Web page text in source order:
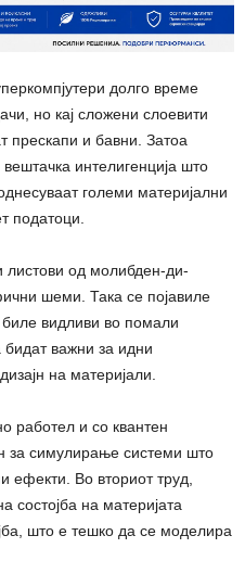
долго време
но кај сложени слоевити
прескапи и бавни. Затоа
интелигенција што
големи материјални
податоци.
листови од молибден-ди-
шеми. Така се појавиле
видливи во помали
важни за идни
на материјали.
работел и со квантен
за симулирање системи што
ефекти. Во вториот труд,
состојба на материјата
што е тешко да се моделира